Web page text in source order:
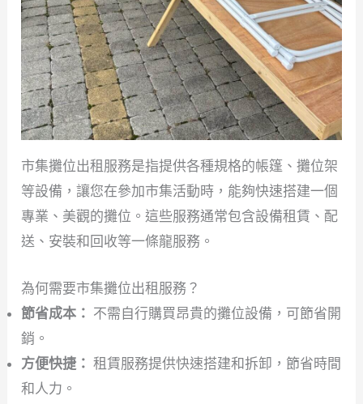
市集攤位出租服務是指提供各種規格的帳篷、攤位架
等設備，讓您在參加市集活動時，能夠快速搭建一個
專業、美觀的攤位。這些服務通常包含設備租賃、配
送、安裝和回收等一條龍服務。
為何需要市集攤位出租服務？
節省成本： 不需自行購買昂貴的攤位設備，可節省開
銷。
方便快捷： 租賃服務提供快速搭建和拆卸，節省時間
和人力。